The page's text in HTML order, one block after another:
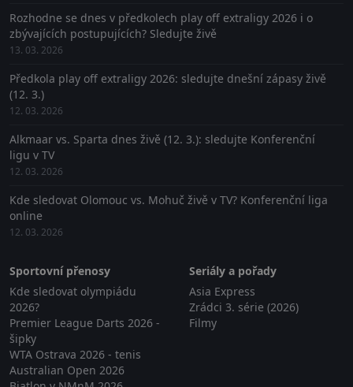
Rozhodne se dnes v předkolech play off extraligy 2026 i o
zbývajících postupujících? Sledujte živě
13. 03. 2026
Předkola play off extraligy 2026: sledujte dnešní zápasy živě
(12. 3.)
12. 03. 2026
Alkmaar vs. Sparta dnes živě (12. 3.): sledujte Konferenční
ligu v TV
12. 03. 2026
Kde sledovat Olomouc vs. Mohuč živě v TV? Konferenční liga
online
12. 03. 2026
Sportovní přenosy
Kde sledovat olympiádu
2026?
Premier League Darts 2026 -
šipky
WTA Ostrava 2026 - tenis
Australian Open 2026
Seriály a pořady
Asia Express
Zrádci 3. série (2026)
Filmy